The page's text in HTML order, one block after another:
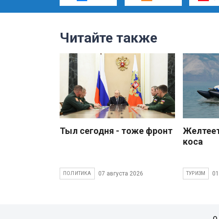
Читайте также
Тыл сегодня - тоже фронт
ПОЛИТИКА 07 августа 2026
коса
ТУРИЗМ